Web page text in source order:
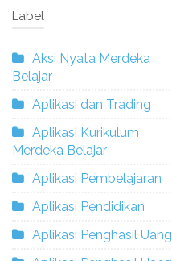
Label
Aksi Nyata Merdeka
Belajar
Aplikasi dan Trading
Aplikasi Kurikulum
Merdeka Belajar
Aplikasi Pembelajaran
Aplikasi Pendidikan
Aplikasi Penghasil Uang